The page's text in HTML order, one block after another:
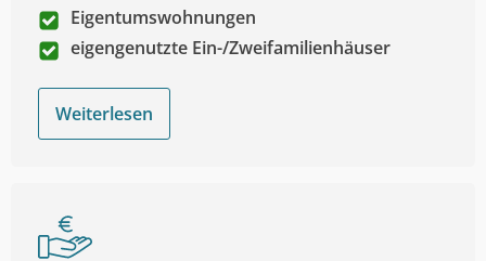
Eigentumswohnungen
eigengenutzte Ein-/Zweifamilienhäuser
Weiterlesen